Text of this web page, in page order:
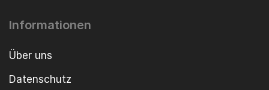
Informationen
Über uns
Datenschutz